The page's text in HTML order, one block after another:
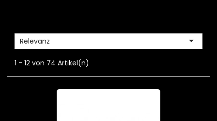
Relevanz 
1 - 12 von 74 Artikel(n)